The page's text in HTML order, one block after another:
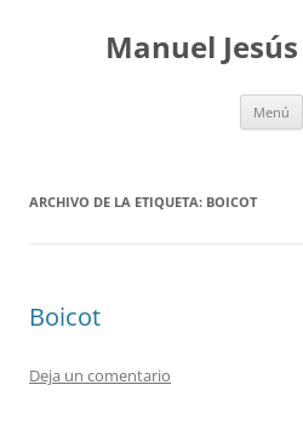
contenidoManuel
Menú
ARCHIVO DE LA ETIQUETA: BOICOT
Boicot
Deja un comentario